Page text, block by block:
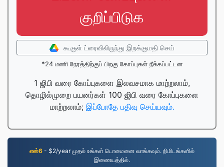
குறிப்பிடுக
கூகுள் ட்ரைவிலிருந்து இறக்குமதி செய்
*24 மணி நேரத்திற்குப் பிறகு கோப்புகள் நீக்கப்பட்டன
1 ஜிபி வரை கோப்புகளை இலவசமாக மாற்றலாம்,
தொழில்முறை பயனர்கள் 100 ஜிபி வரை கோப்புகளை
மாற்றலாம்; இப்போதே பதிவு செய்யவும்.
எஸ்6 - $2/year முதல் உங்கள் டொமைனை வாங்கவும். நிமிடங்களில்
இணையத்தில்.